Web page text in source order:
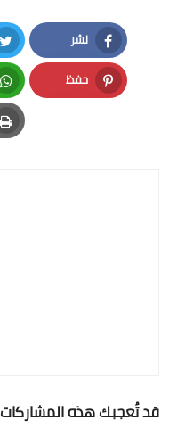
نشر
Facebook
حفظ
Pinterest
قد تُعجبك هذه المشاركات